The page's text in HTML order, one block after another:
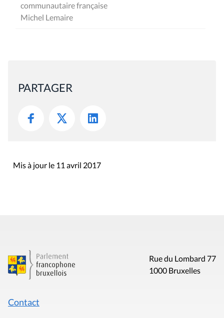
communautaire française
Michel Lemaire
PARTAGER
Mis à jour le 11 avril 2017
Rue du Lombard 77
1000 Bruxelles
Contact